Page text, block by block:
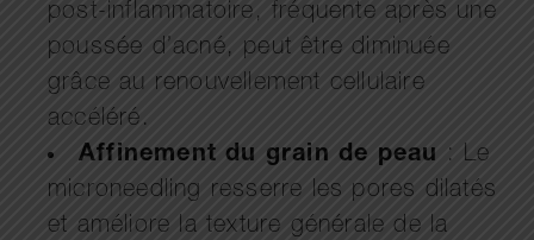
post-inflammatoire, fréquente après une
poussée d’acné, peut être diminuée
grâce au renouvellement cellulaire
accéléré.
Affinement du grain de peau : Le
microneedling resserre les pores dilatés
et améliore la texture générale de la